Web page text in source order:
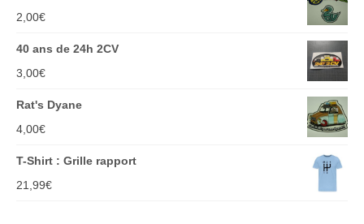
2,00€
40 ans de 24h 2CV
3,00€
Rat's Dyane
4,00€
T-Shirt : Grille rapport
21,99€